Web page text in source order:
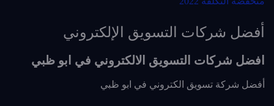
أفضل شركات التسويق الإلكتروني
افضل شركات التسويق الالكتروني في ابو ظبي
أفضل شركة تسويق الكتروني في ابو ظبي